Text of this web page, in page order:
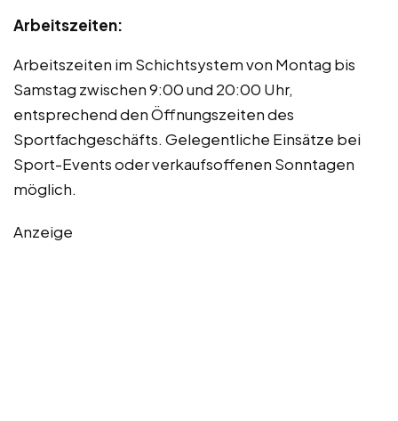
Arbeitszeiten:
Arbeitszeiten im Schichtsystem von Montag bis
Samstag zwischen 9:00 und 20:00 Uhr,
entsprechend den Öffnungszeiten des
Sportfachgeschäfts. Gelegentliche Einsätze bei
Sport-Events oder verkaufsoffenen Sonntagen
möglich.
Anzeige